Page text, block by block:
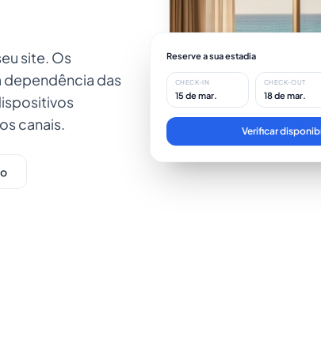
site. Os
dependência das
canais.
BEM-VINDO
A sua estadia
Reserve a sua estadia
CHECK-IN
15 de mar.
CHECK-OUT
18 de mar.
Verificar